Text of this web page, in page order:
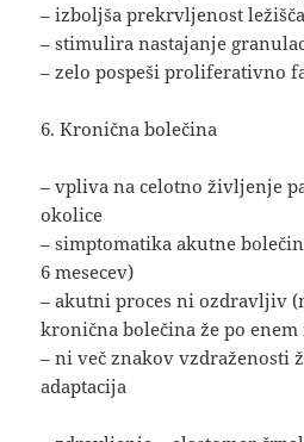
– izboljša prekrvljenost
– stimulira nastajanje
– zelo pospeši proliferativno
6. Kronična bolečina
– vpliva na celotno življenje
okolice
– simptomatika akutne
6 mesecev)
– akutni proces ni ozdravljiv
kronična bolečina že po enem
– ni več znakov vzdraženosti
adaptacija